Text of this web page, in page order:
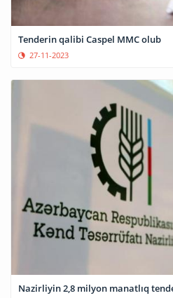
Tenderin qalibi Caspel MMC olub
27-11-2023
Nazirliyin 2,8 milyon manatlıq